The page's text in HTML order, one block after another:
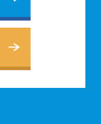
用まで、お客
きるデッセの